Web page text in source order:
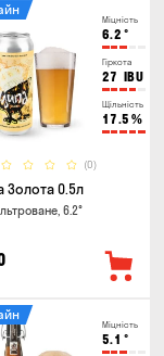
Міцність
6.2 °
Гіркота
27 IBU
Щільність
17.5 %
(0)
Золота 0.5л
6.2°
Міцність
5.1 °